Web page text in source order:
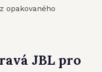
opakovaného
JBL pro